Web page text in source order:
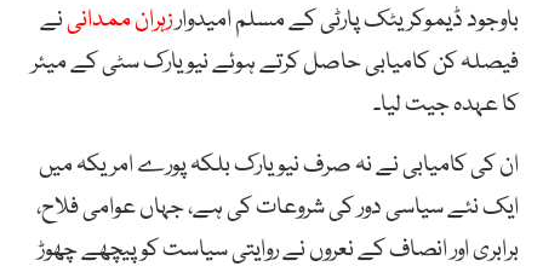
باوجود ڈیموکریٹک پارٹی کے مسلم امیدوارزہران ممدانینے
فیصلہ کن کامیابی حاصل کرتے ہوئے نیویارک سٹی کے میئر
کا عہدہ جیت لیا۔
ان کی کامیابی نے نہ صرف نیویارک بلکہ پورے امریکہ میں
ایک نئے سیاسی دور کی شروعات کی ہے، جہاں عوامی فلاح،
برابری اور انصاف کے نعروں نے روایتی سیاست کو پیچھے چھوڑ